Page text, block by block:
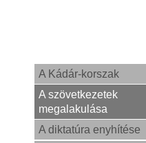
A Kádár-korszak
A szövetkezetek
megalakulása
A diktatúra enyhítése